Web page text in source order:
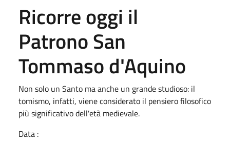
Ricorre oggi il
Patrono San
Tommaso d'Aquino
Non solo un Santo ma anche un grande studioso: il
tomismo, infatti, viene considerato il pensiero filosofico
più significativo dell'età medievale.
Data :